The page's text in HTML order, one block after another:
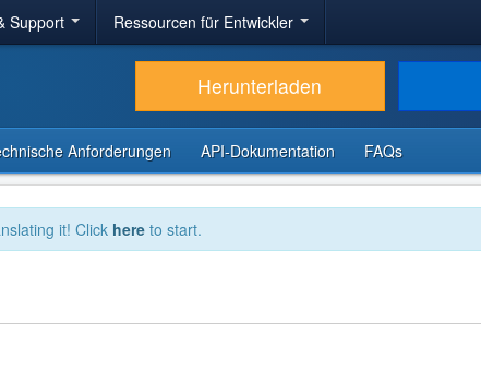
Support Ressourcen für Entwickler
Herunterladen
Anforderungen API-Dokumentation FAQs
it! Click here to start.